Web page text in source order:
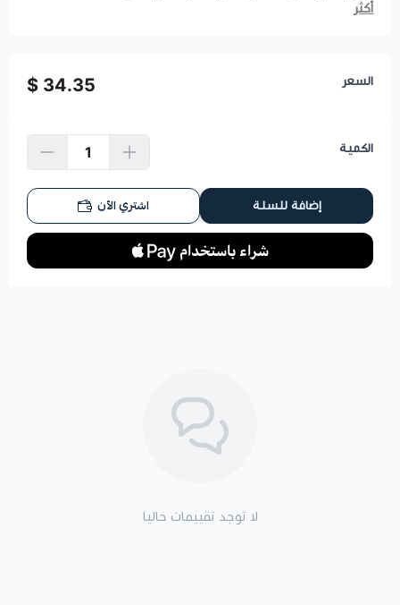
أكثر
السعر 34.35 $
الكمية
إضافة للسلة اشتري الآن
لا توجد تقييمات حاليا